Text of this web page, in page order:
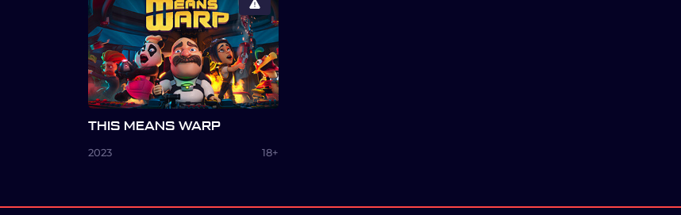
THIS MEANS WARP
2023 18+